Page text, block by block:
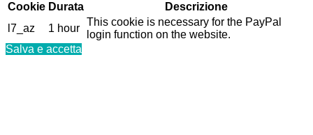
Cookie Durata
Descrizione
l7_az
1 hour
This cookie is necessary for the PayPal
login function on the website.
Salva e accetta